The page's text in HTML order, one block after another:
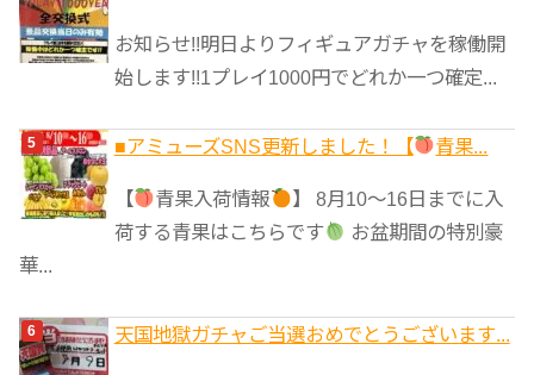
お知らせ!!明日よりフィギュアガチャを稼働開
始します!!1プレイ1000円でどれか一つ確定...
■アミューズSNS更新しました！【 青果...
【 青果入荷情報
】 8月10～16日までに入
荷する青果はこちらです
お盆期間の特別豪
華...
天国地獄ガチャご当選おめでとうございます...